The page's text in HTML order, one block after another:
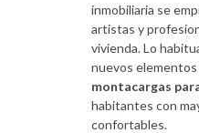
inmobiliaria se
artistas y
vivienda. Lo
nuevos elementos
montacargas
habitantes con
confortables.